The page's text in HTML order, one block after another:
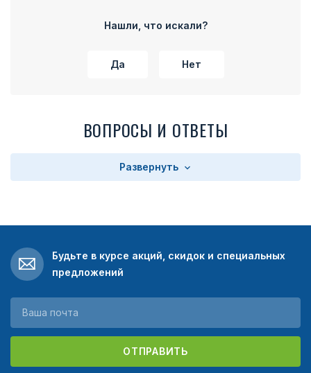
Нашли, что искали?
Да Нет
ВОПРОСЫ И ОТВЕТЫ
Развернуть
Будьте в курсе акций, скидок и специальных
предложений
ОТПРАВИТЬ